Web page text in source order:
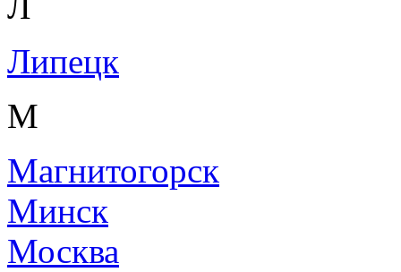
Липецк
М
Магнитогорск
Минск
Москва